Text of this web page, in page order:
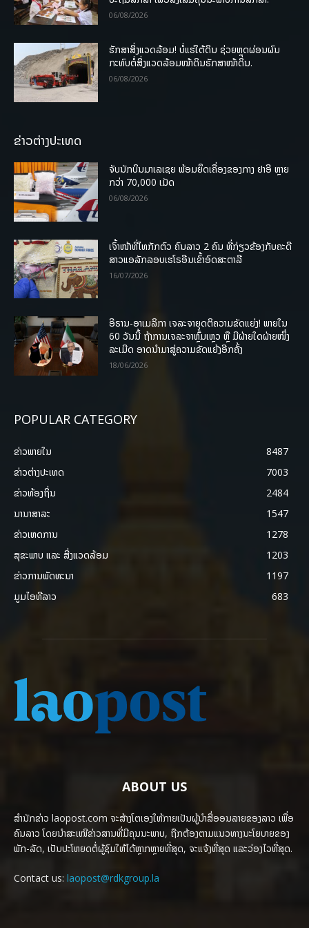
06/08/2026
ຮັກສາສິ່ງແວດລ້ອມ! ບໍ່ແຮ່ໃຕ້ດິນ ຊ່ວຍຫຼຸດຜ່ອນຜົນ
ກະທົບຕໍ່ສິ່ງແວດລ້ອມໜ້າດິນຮັກສາໜ້າດິນ.
06/08/2026
ຂ່າວຕ່າງປະເທດ
ຈັບນັກບິນມາເລເຊຍ ພ້ອມຍຶດເຄື່ອງຂອງກາງ ຢາອີ ຫຼາຍ
ກວ່າ 70,000 ເມັດ
06/08/2026
ເຈົ້າໜ້າທີ່ໄທກັກຕົວ ຄົນລາວ 2 ຄົນ ທີ່ກ່ຽວຂ້ອງກັບຄະດີ
ສາວແອລັກລອບເຮໂຣອີນເຂົ້າອົດສະຕາລີ
16/07/2026
ອີຣານ-ອາເມລິກາ ເຈລະຈາຍຸດຕິຄວາມຂັດແຍ່ງ! ພາຍໃນ
60 ວັນນີ້ ຖ້າການເຈລະຈາຫຼົ້ມເຫຼວ ຫຼື ມີຝ່າຍໃດຝ່າຍໜຶ່ງ
ລະເມີດ ອາດນໍາມາສູ່ຄວາມຂັດແຍ້ງອີກຄັ້ງ
18/06/2026
POPULAR CATEGORY
ຂ່າວພາຍ​ໃນ
8487
ຂ່າວຕ່າງປະເທດ
7003
ຂ່າວທ້ອງຖິ່ນ
2484
ນານາສາລະ
1547
ຂ່າວເຫດການ
1278
ສຸຂະພາບ ແລະ ສີ່ງແວດລ້ອມ
1203
ຂ່າວການພັດທະນາ
1197
ມູມໄອທີລາວ
683
ABOUT US
ສຳນັກຂ່າວ laopost.com ຈະສ້າງໂຕເອງໃຫ້ກາຍເປັນຜູ້ນຳສື່ອອນລາຍຂອງລາວ ເພື່ອ
ຄົນລາວ ໂດຍນຳສະເໜີຂ່າວສານທີ່ມີຄຸນນະພາບ, ຖືກຕ້ອງຕາມແນວທາງນະໂຍບາຍຂອງ
ພັກ-ລັດ, ເປັນປະໂຫຍດຕໍ່ຜູ້ຊົມໃຫ້ໄດ້ຫຼາກຫຼາຍທີ່ສຸດ, ຈະແຈ້ງທີ່ສຸດ ແລະວ່ອງໄວທີ່ສຸດ.
Contact us: laopost@rdkgroup.la